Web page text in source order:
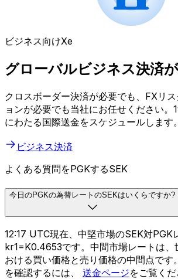
ビジネス向けXe
グローバルビジネス決済
クロスボーダー決済が必要でも、FXリ
ョンが必要でも当社にお任せください
にわたる国際送金をスケジュールします。
ビジネス決済
よくある質問をPGKするSEK
今日のPGKの為替レートのSEKはいくらですか?
12:17 UTC現在、中堅市場のSEK対PGK
kr1=K0.4653です。中間市場レートは、
おける買い価格と売り価格の中間点です
を確認するには、 送金ページをご覧くだ